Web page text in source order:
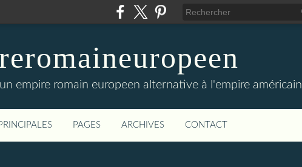
empire romain europeen alternative à l'empire américain
PAGES ARCHIVES CONTACT